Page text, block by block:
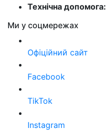
Технічна допомога:
Ми у соцмережах
Офіційний сайт
Facebook
TikTok
Instagram